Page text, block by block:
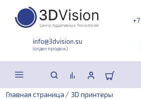
info@3dvision.su
(отдел продаж)
Главная страница / 3D принтеры